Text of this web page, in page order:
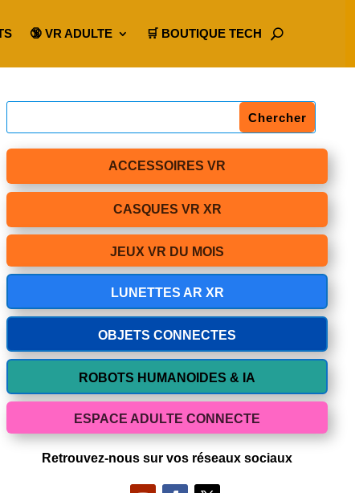
🔞 VR ADULTE 🛒 BOUTIQUE TECH
ACCESSOIRES VR
CASQUES VR XR
JEUX VR DU MOIS
LUNETTES AR XR
OBJETS CONNECTES
ROBOTS HUMANOIDES & IA
ESPACE ADULTE CONNECTE
Retrouvez-nous sur vos réseaux sociaux